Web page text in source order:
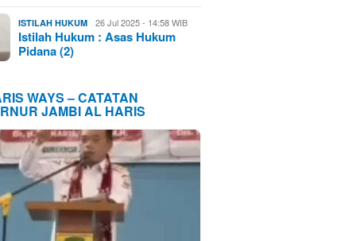
ISTILAH HUKUM 26 Jul 2025 - 14:58 WIB
Istilah Hukum : Asas Hukum
Pidana (2)
WAYS – CATATAN
JAMBI AL HARIS